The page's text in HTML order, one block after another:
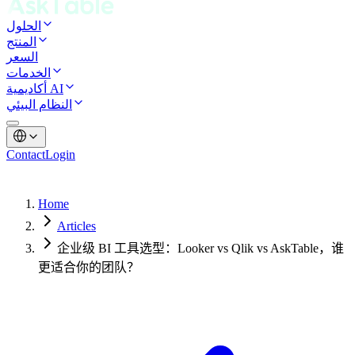
الحلول
المنتج
السعر
الخدمات
أكاديمية AI
النظام البيئي
ContactLogin
Home
Articles
企业级 BI 工具选型：Looker vs Qlik vs AskTable，谁
更适合你的团队？